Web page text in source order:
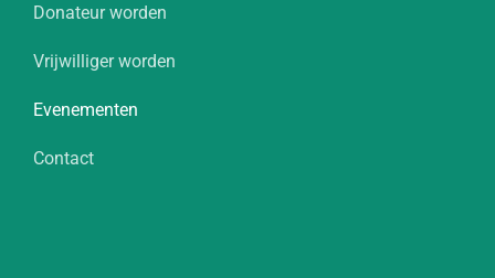
Donateur worden
Vrijwilliger worden
Evenementen
Contact